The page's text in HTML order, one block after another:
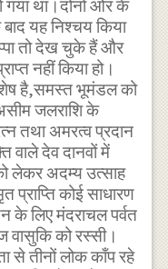
गया था।दोनों ओर के
बाद यह निश्चय किया
तो देख चुके हैं और
नहीं किया हो।
शेष है,समस्त भूमंडल को
जलराशि के
तथा अमरत्व प्रदान
वाले देव दानवों में
लेकर अदम्य उत्साह
कोई साधारण
के लिए मंदराचल पर्वत
वासुकि को रस्सी।
तीनों लोक काँप रहे